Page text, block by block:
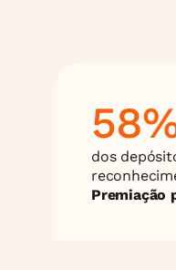
dos
Premiação